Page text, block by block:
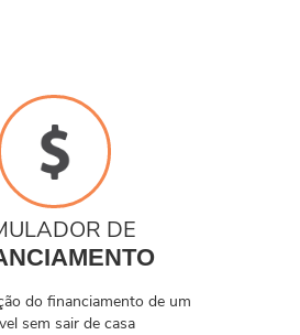
DE
do financiamento de um
sem sair de casa